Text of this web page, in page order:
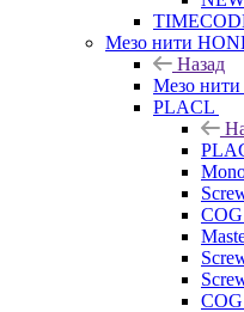
Мезо нити
Назад
Мезо
PLACL